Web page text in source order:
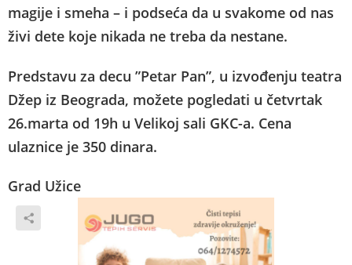
magije i smeha – i podseća da u svakome od nas
živi dete koje nikada ne treba da nestane.
Predstavu za decu ”Petar Pan”, u izvođenju teatra
Džep iz Beograda, možete pogledati u četvrtak
26.marta od 19h u Velikoj sali GKC-a. Cena
ulaznice je 350 dinara.
Grad Užice